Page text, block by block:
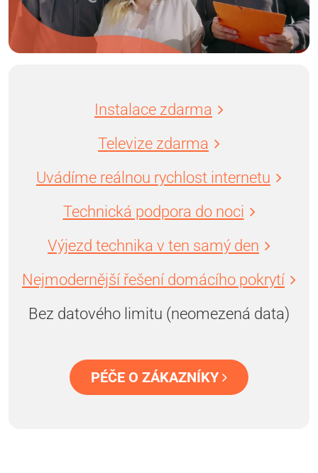
Instalace zdarma
Televize zdarma
Uvádíme reálnou rychlost internetu
Technická podpora do noci
Výjezd technika v ten samý den
Nejmodernější řešení domácího pokrytí
Bez datového limitu (neomezená data)
PÉČE O ZÁKAZNÍKY